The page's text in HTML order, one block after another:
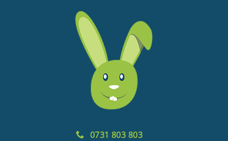
0731 803 803